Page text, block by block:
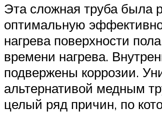
Эта сложная труба была
оптимальную
нагрева поверхности
времени нагрева.
подвержены коррозии.
альтернативой медным
целый ряд причин, по